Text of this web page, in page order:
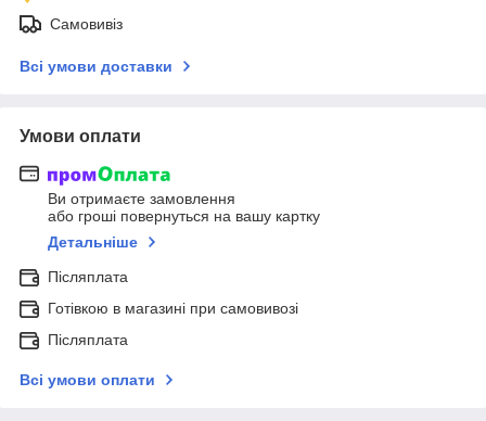
Самовивіз
Всі умови доставки
Умови оплати
Ви отримаєте замовлення
або гроші повернуться на вашу картку
Детальніше
Післяплата
Готівкою в магазині при самовивозі
Післяплата
Всі умови оплати